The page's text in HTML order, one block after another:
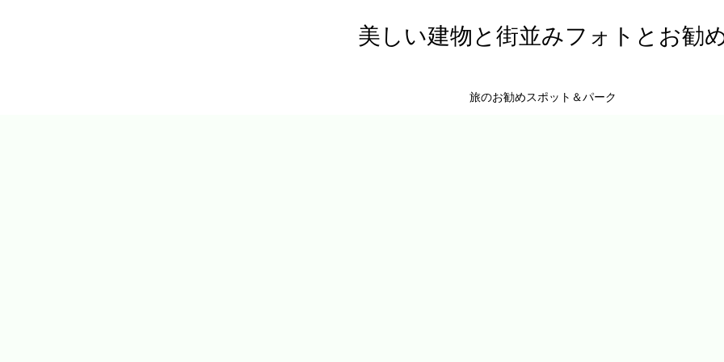
美しい建物と街並みフォトとお勧
旅のお勧めスポット＆パーク